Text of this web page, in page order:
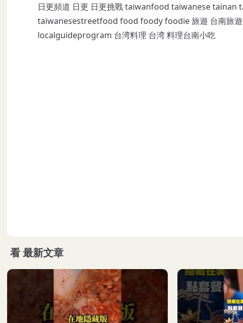
日更頻道 日更 日更挑戰 taiwanfood taiwanese
taiwanesestreetfood food foody foodie 旅遊 台南旅遊
localguideprogram 台湾料理 台湾 料理台南小吃
看最新文章